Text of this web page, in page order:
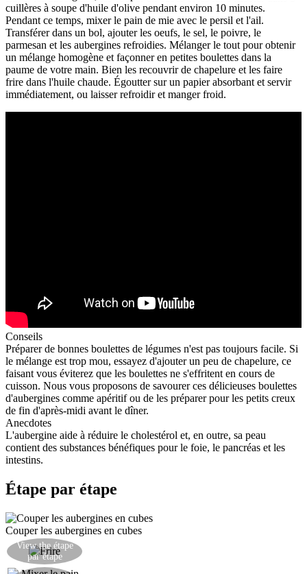
cuillères à soupe d'huile d'olive pendant environ 10 minutes.
Pendant ce temps, mixer le pain de mie avec le persil et l'ail.
Transférer dans un bol, ajouter les oeufs, le sel, le poivre, le
parmesan et les aubergines refroidies. Mélanger le tout pour obtenir
un mélange homogène et façonner en petites boulettes dans la
paume de votre main. Bien les recouvrir de chapelure et les faire
frire dans l'huile chaude. Égoutter sur un papier absorbant et servir
immédiatement, ou laisser refroidir et manger froid.
Conseils
Préparer de bonnes boulettes de légumes n'est pas toujours facile. Si
le mélange est trop mou, essayez d'ajouter un peu de chapelure, ce
faisant vous éviterez que les boulettes ne s'effritent en cours de
cuisson. Nous vous proposons de savourer ces délicieuses boulettes
d'aubergines comme apéritif ou de les préparer pour les petits creux
de fin d'après-midi avant le dîner.
Anecdotes
L'aubergine aide à réduire le cholestérol et, en outre, sa peau
contient des substances bénéfiques pour le foie, le pancréas et les
intestins.
Étape par étape
Couper les aubergines en cubes
View the étape
par étape